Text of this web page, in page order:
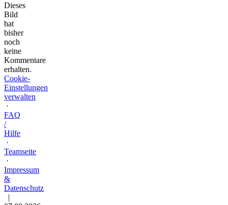
Dieses
Bild
hat
bisher
noch
keine
Kommentare
erhalten.
Cookie-
Einstellungen
verwalten
·
FAQ
/
Hilfe
·
Teamseite
·
Impressum
&
Datenschutz
|